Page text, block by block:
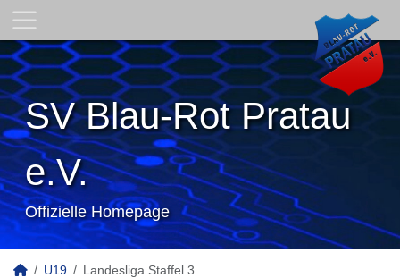
SV Blau-Rot Pratau
e.V.
Offizielle Homepage
U19 Landesliga Staffel 3